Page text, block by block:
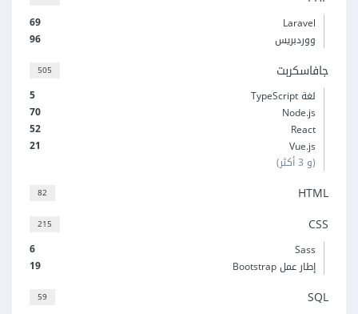
69
Laravel
96
ووردبريس
505 جافاسكربت
5
لغة TypeScript
70
Node.js
52
React
21
Vue.js
(و 3 أكثر)
82 HTML
215 CSS
6
Sass
19
إطار عمل Bootstrap
59 SQL